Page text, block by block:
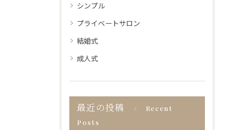
シンプル
プライベートサロン
結婚式
成人式
最近の投稿
Recent
Posts